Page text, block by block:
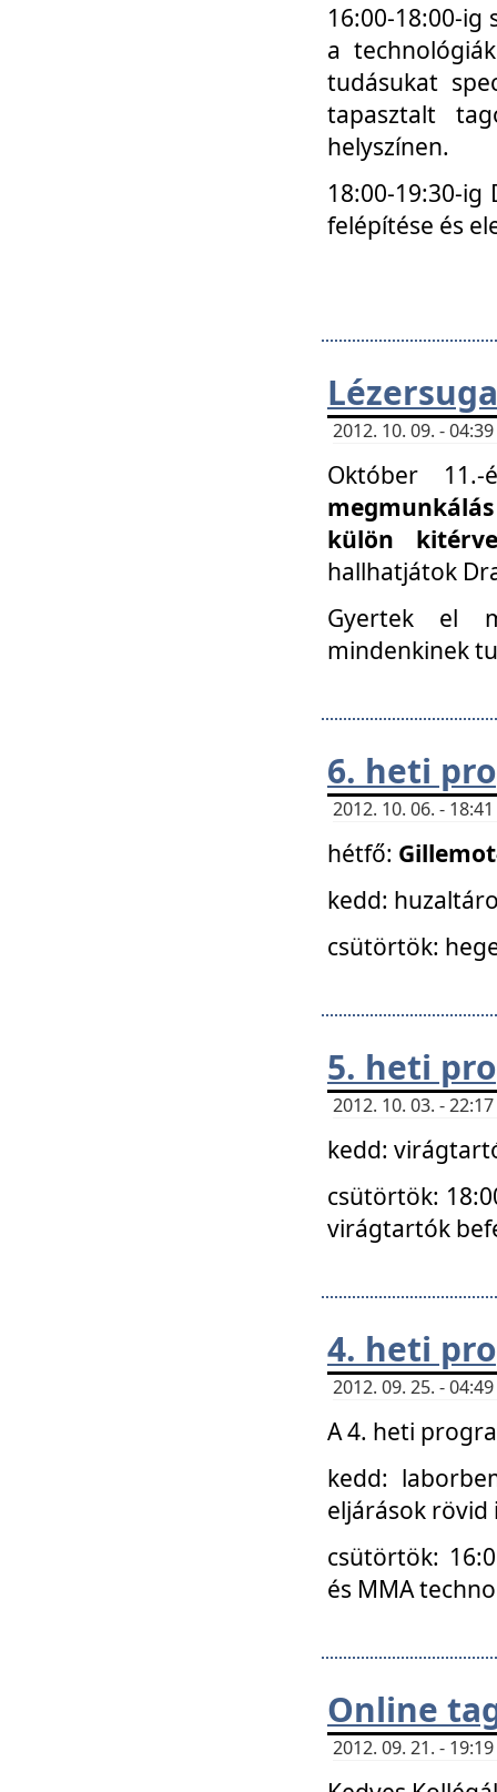
16:00-18:00-
a
tudásukat
tapasztalt
helyszínen.
18:00-19:30-
felépítése és
2012. 10. 09. -
Október
külön
hallhatjátok
Gyertek el
mindenkinek
6. heti
2012. 10. 06. -
hétfő:
kedd:
csütörtök:
5. heti
2012. 10. 03. -
kedd:
csütörtök:
virágtartók
4. heti
2012. 09. 25. -
A 4. heti
kedd:
eljárások
csütörtök:
és MMA
Online
2012. 09. 21. -